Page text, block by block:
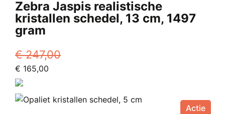
Zebra Jaspis realistische
kristallen schedel, 13 cm, 1497
gram
€247,00
Oorspronkelijke
prijs
was:
€ 247,00.
€ 165,00
€ 165,00.
Actie